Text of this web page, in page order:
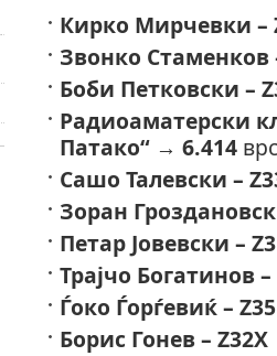
Кирко Мирчевки –
Звонко Стаменков
Боби Петковски –
Радиоаматерски
Патако“→ 6.414
Сашо Талевски –
Зоран
Петар Јовевски –
Трајчо Богатинов –
Ѓоко Ѓорѓевиќ –
Борис Гонев – Z32X